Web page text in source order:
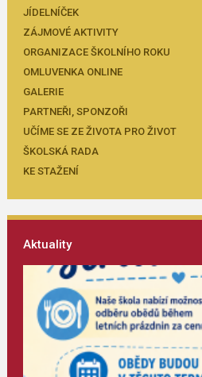
JÍDELNÍČEK
ZÁJMOVÉ AKTIVITY
ORGANIZACE ŠKOLNÍHO ROKU
OMLUVENKA ONLINE
GALERIE
PARTNEŘI, SPONZOŘI
UČÍME SE ZE ŽIVOTA PRO ŽIVOT
ŠKOLSKÁ RADA
KE STAŽENÍ
Aktuality